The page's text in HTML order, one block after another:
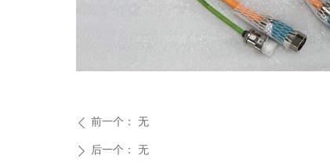
ꄴ 前一个： 无
ꄲ 后一个： 无